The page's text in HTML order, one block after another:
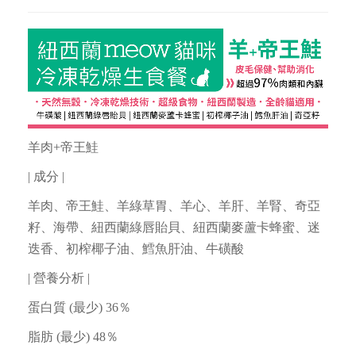
羊肉+帝王鮭
| 成分 |
羊肉、帝王鮭、羊綠草胃、羊心、羊肝、羊腎、奇亞
籽、海帶、紐西蘭綠唇貽貝、紐西蘭麥蘆卡蜂蜜、迷
迭香、初榨椰子油、鱈魚肝油、牛磺酸
| 營養分析 |
蛋白質 (最少) 36％
脂肪 (最少) 48％